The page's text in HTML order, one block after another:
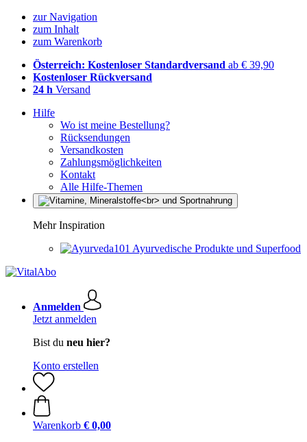
zur Navigation
zum Inhalt
zum Warenkorb
Österreich: Kostenloser Standardversand ab € 39,90
Kostenloser Rückversand
24 h Versand
Hilfe
Wo ist meine Bestellung?
Rücksendungen
Versandkosten
Zahlungsmöglichkeiten
Kontakt
Alle Hilfe-Themen
Mehr Inspiration
Ayurvedische Produkte und Superfood
Anmelden
Jetzt anmelden
Bist du neu hier?
Konto erstellen
Warenkorb € 0,00